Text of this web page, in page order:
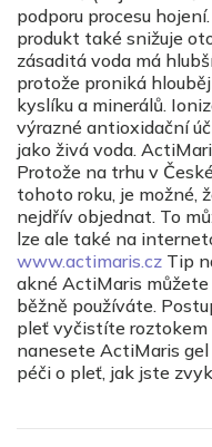
podporu procesu
produkt také snižuje
zásaditá voda má
protože proniká
kyslíku a minerálů.
výrazné antioxidační
jako živá voda.
Protože na trhu v
tohoto roku, je možné,
nejdřív objednat. To
lze ale také na
www.actimaris.cz Tip
akné ActiMaris
běžně používáte.
pleť vyčistíte roztokem
nanesete ActiMaris
péči o pleť, jak jste